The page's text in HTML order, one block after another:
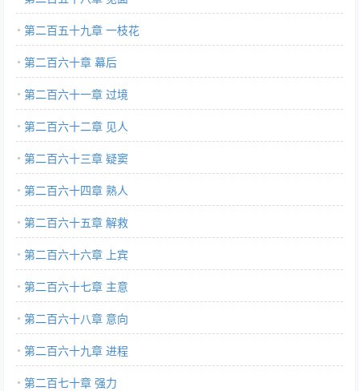
第二百五十九章 一枝花
第二百六十章 幕后
第二百六十一章 过境
第二百六十二章 见人
第二百六十三章 疑窦
第二百六十四章 熟人
第二百六十五章 解救
第二百六十六章 上宾
第二百六十七章 主意
第二百六十八章 意向
第二百六十九章 进程
第二百七十章 强力